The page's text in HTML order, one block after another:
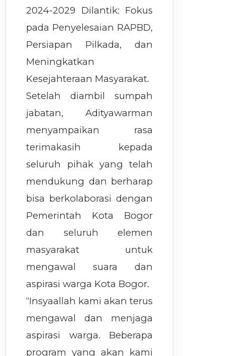
2024-2029 Dilantik: Fokus
pada Penyelesaian RAPBD,
Persiapan Pilkada, dan
Meningkatkan
Kesejahteraan Masyarakat.
Setelah diambil sumpah
jabatan, Adityawarman
menyampaikan rasa
terimakasih kepada
seluruh pihak yang telah
mendukung dan berharap
bisa berkolaborasi dengan
Pemerintah Kota Bogor
dan seluruh elemen
masyarakat untuk
mengawal suara dan
aspirasi warga Kota Bogor.
“Insyaallah kami akan terus
mengawal dan menjaga
aspirasi warga. Beberapa
program yang akan kami